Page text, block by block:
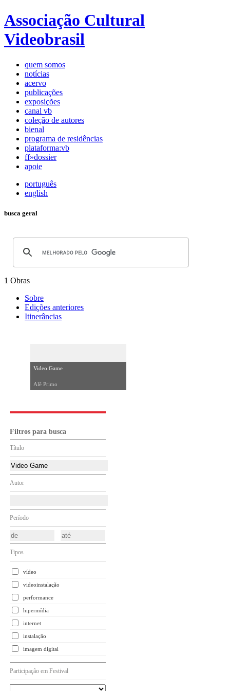
Associação Cultural
Videobrasil
quem somos
notícias
acervo
publicações
exposições
canal vb
coleção de autores
bienal
programa de residências
plataforma:vb
ff»dossier
apoie
português
english
busca geral
1 Obras
Sobre
Edições anteriores
Itinerâncias
Video Game
Alê Primo
Filtros para busca
Título
Autor
Período
Tipos
vídeo
videoinstalação
performance
hipermídia
internet
instalação
imagem digital
Participação em Festival